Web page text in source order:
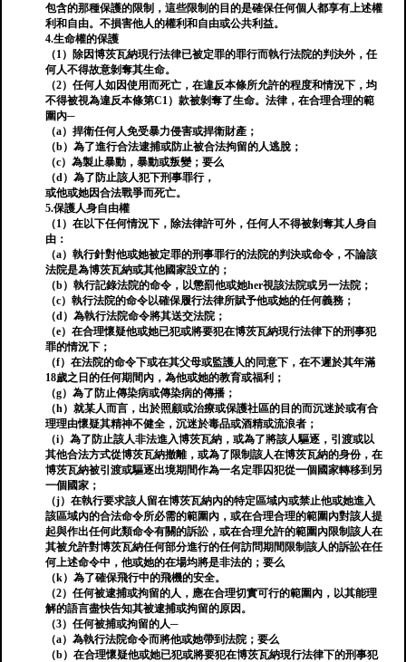
包含的那種保護的限制，這些限制的目的是確保任何個人都享有上述權
利和自由。不損害他人的權利和自由或公共利益。
4.生命權的保護
（1）除因博茨瓦納現行法律已被定罪的罪行而執行法院的判決外，任
何人不得故意剝奪其生命。
（2）任何人如因使用而死亡，在違反本條所允許的程度和情況下，均
不得被視為違反本條第C1）款被剝奪了生命。法律，在合理合理的範
圍內─
（a）捍衛任何人免受暴力侵害或捍衛財產；
（b）為了進行合法逮捕或防止被合法拘留的人逃脫；
（c）為製止暴動，暴動或叛變；要么
（d）為了防止該人犯下刑事罪行，
或他或她因合法戰爭而死亡。
5.保護人身自由權
（1）在以下任何情況下，除法律許可外，任何人不得被剝奪其人身自
由：
（a）執行針對他或她被定罪的刑事罪行的法院的判決或命令，不論該
法院是為博茨瓦納或其他國家設立的；
（b）執行記錄法院的命令，以懲罰他或她her視該法院或另一法院；
（c）執行法院的命令以確保履行法律所賦予他或她的任何義務；
（d）為執行法院命令將其送交法院；
（e）在合理懷疑他或她已犯或將要犯在博茨瓦納現行法律下的刑事犯
罪的情況下；
（f）在法院的命令下或在其父母或監護人的同意下，在不遲於其年滿
18歲之日的任何期間內，為他或她的教育或福利；
（g）為了防止傳染病或傳染病的傳播；
（h）就某人而言，出於照顧或治療或保護社區的目的而沉迷於或有合
理理由懷疑其精神不健全，沉迷於毒品或酒精或流浪者；
（i）為了防止該人非法進入博茨瓦納，或為了將該人驅逐，引渡或以
其他合法方式從博茨瓦納撤離，或為了限制該人在博茨瓦納的身份，在
博茨瓦納被引渡或驅逐出境期間作為一名定罪囚犯從一個國家轉移到另
一個國家；
（j）在執行要求該人留在博茨瓦納內的特定區域內或禁止他或她進入
該區域內的合法命令所必需的範圍內，或在合理合理的範圍內對該人提
起與作出任何此類命令有關的訴訟，或在合理允許的範圍內限制該人在
其被允許對博茨瓦納任何部分進行的任何訪問期間限制該人的訴訟在任
何上述命令中，他或她的在場均將是非法的；要么
（k）為了確保飛行中的飛機的安全。
（2）任何被逮捕或拘留的人，應在合理切實可行的範圍內，以其能理
解的語言盡快告知其被逮捕或拘留的原因。
（3）任何被捕或拘留的人─
（a）為執行法院命令而將他或她帶到法院；要么
（b）在合理懷疑他或她已犯或將要犯在博茨瓦納現行法律下的刑事犯